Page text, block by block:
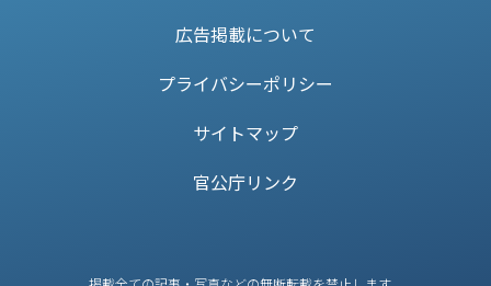
広告掲載について
プライバシーポリシー
サイトマップ
官公庁リンク